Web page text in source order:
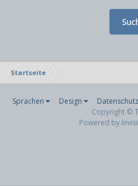
Startseite
Sprachen Design
Copyright ©
Powered by